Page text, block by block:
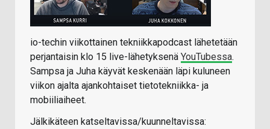
io-techin viikottainen tekniikkapodcast lähetetään
perjantaisin klo 15 live-lähetyksenä YouTubessa.
Sampsa ja Juha käyvät keskenään läpi kuluneen
viikon ajalta ajankohtaiset tietotekniikka- ja
mobiiliaiheet.
Jälkikäteen katseltavissa/kuunneltavissa: